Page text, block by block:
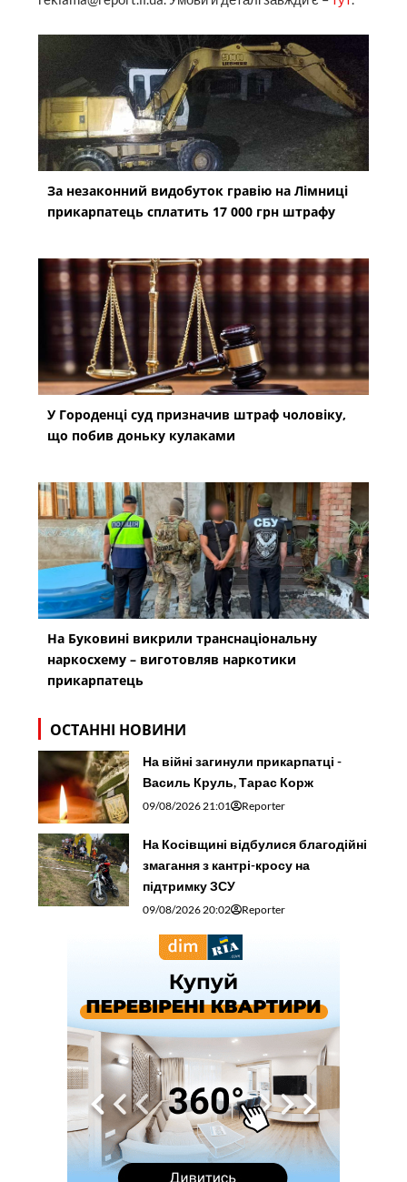
За незаконний видобуток гравію на Лімниці
прикарпатець сплатить 17 000 грн штрафу
У Городенці суд призначив штраф чоловіку,
що побив доньку кулаками
На Буковині викрили транснаціональну
наркосхему – виготовляв наркотики
прикарпатець
ОСТАННІ НОВИНИ
На війні загинули прикарпатці -
Василь Круль, Тарас Корж
09/08/2026 21:01 Reporter
На Косівщині відбулися благодійні
змагання з кантрі-кросу на
підтримку ЗСУ
09/08/2026 20:02 Reporter